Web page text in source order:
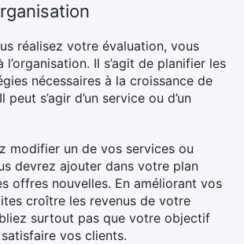
réalisez votre évaluation, vous
l’organisation. Il s’agit de planifier les
nécessaires à la croissance de
s’agir d’un service ou d’un
modifier un de vos services ou
devrez ajouter dans votre plan
offres nouvelles. En améliorant vos
croître les revenus de votre
surtout pas que votre objectif
vos clients.